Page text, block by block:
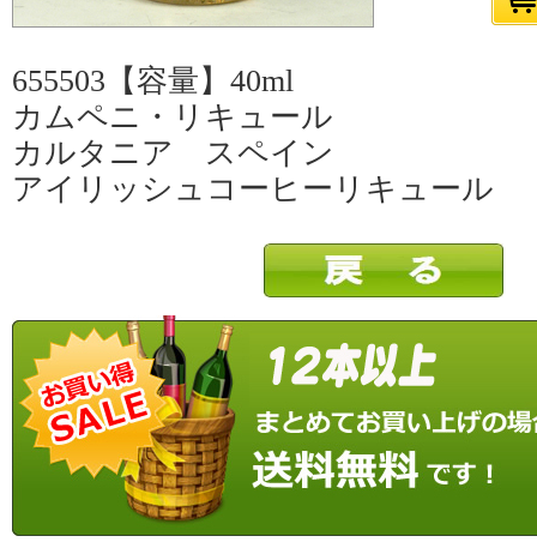
655503【容量】40ml
カムペニ・リキュール
カルタニア スペイン
アイリッシュコーヒーリキュール